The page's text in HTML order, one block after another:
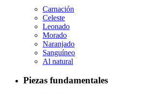
Carnación
Celeste
Leonado
Morado
Naranjado
Sanguíneo
Al natural
Piezas fundamentales